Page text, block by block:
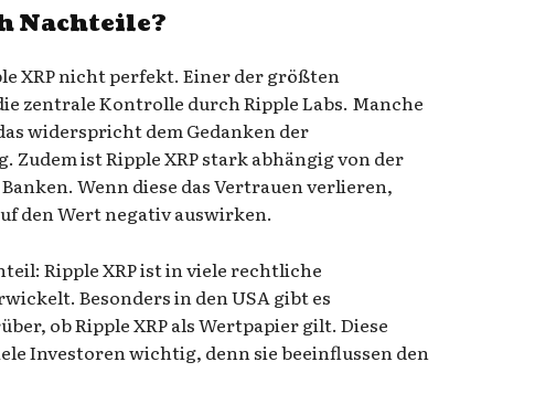
Nachteile?
XRP nicht perfekt. Einer der größten
zentrale Kontrolle durch Ripple Labs. Manche
widerspricht dem Gedanken der
Zudem ist Ripple XRP stark abhängig von der
Wenn diese das Vertrauen verlieren,
den Wert negativ auswirken.
Ripple XRP ist in viele rechtliche
Besonders in den USA gibt es
ob Ripple XRP als Wertpapier gilt. Diese
Investoren wichtig, denn sie beeinflussen den